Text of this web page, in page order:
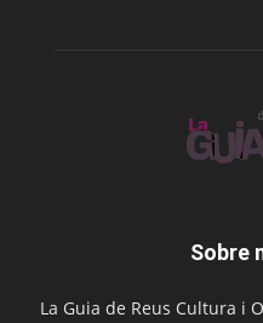
Sobre
La Guia de Reus Cultura i